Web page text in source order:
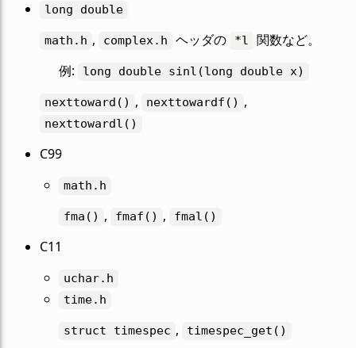
long double
math.h , complex.h ヘッダの *l
関数など。
例:
long double sinl(long double x)
nexttoward() , nexttowardf() ,
nexttowardl()
C99
math.h
fma() , fmaf() , fmal()
C11
uchar.h
time.h
struct timespec , timespec_get()